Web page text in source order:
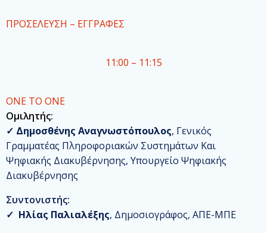
ΠΡΟΣΕΛΕΥΣΗ – ΕΓΓΡΑΦΕΣ
11:00 – 11:15
ONE TO ONE
Ομιλητής:
✓ Δημοσθένης Αναγνωστόπουλος, Γενικός
Γραμματέας Πληροφοριακών Συστημάτων Και
Ψηφιακής Διακυβέρνησης, Υπουργείο Ψηφιακής
Διακυβέρνησης
Συντονιστής:
✓ Ηλίας Παλιαλέξης, Δημοσιογράφος, ΑΠΕ-ΜΠΕ